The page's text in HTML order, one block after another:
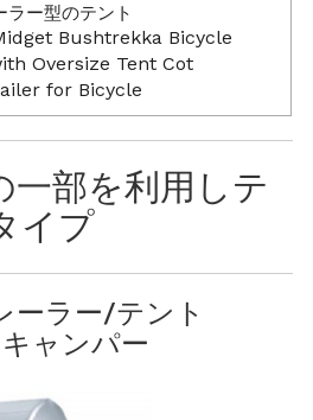
ラー型のテント
Bushtrekka Bicycle
Oversize Tent Cot
for Bicycle
一部を利用しテ
イプ
ーラー/テント
ャンパー